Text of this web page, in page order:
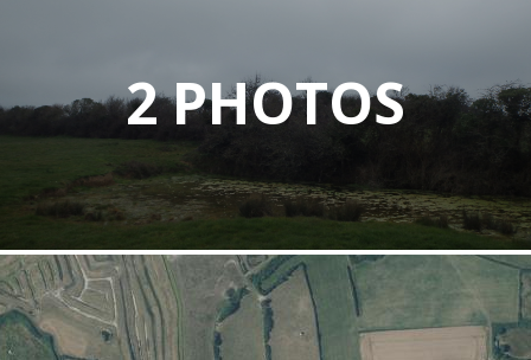
2 PHOTOS